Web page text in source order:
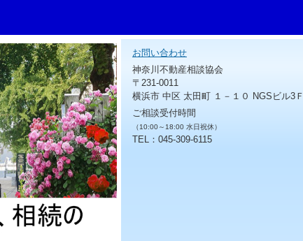
お問い合わせ
神奈川不動産相談協会
〒231-0011
横浜市 中区 太田町 １－１０ NGSビル3Ｆ
ご相談受付時間
（10:00～18:00 水日祝休）
TEL：045-309-6115